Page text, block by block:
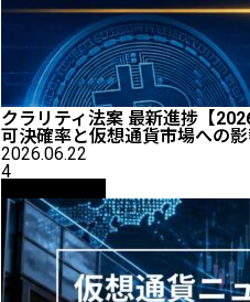
クラリティ法案 最新進捗【
可決確率と仮想通貨市場への
2026.06.22
4